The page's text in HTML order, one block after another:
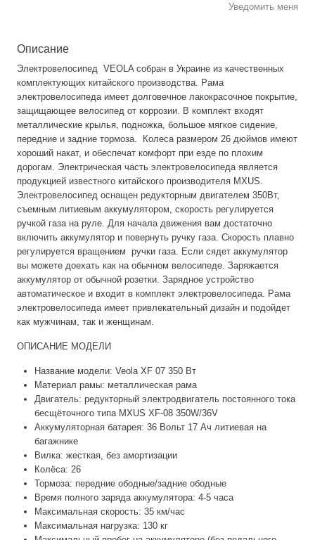
Уведомить меня
Описание
Электровелосипед VEOLA собран в Украине из качественных
комплектующих китайского производства. Рама
электровелосипеда имеет долговечное лакокрасочное покрытие,
защищающее велосипед от коррозии. В комплект входят
металлические крылья, подножка, большое мягкое сидение,
передние и задние тормоза. Колеса размером 26 дюймов имеют
хороший накат, и обеспечат комфорт при езде по плохим
дорогам. Электрическая часть электровелосипеда является
продукцией известного китайского производителя MXUS.
Электровелосипед оснащен редукторным двигателем 350Вт,
съемным литиевым аккумулятором, скорость регулируется
ручкой газа на руле. Для начала движения вам достаточно
включить аккумулятор и повернуть ручку газа. Скорость плавно
регулируется вращением ручки газа. Если сядет аккумулятор
вы можете доехать как на обычном велосипеде. Заряжается
аккумулятор от обычной розетки. Зарядное устройство
автоматическое и входит в комплект электровелосипеда. Рама
электровелосипеда имеет привлекательный дизайн и подойдет
как мужчинам, так и женщинам.
ОПИСАНИЕ МОДЕЛИ
Название модели: Veola XF 07 350 Вт
Материал рамы: металлическая рама
Двигатель: редукторный электродвигатель постоянного тока
бесщёточного типа MXUS XF-08 350W/36V
Аккумуляторная батарея: 36 Вольт 17 Ач литиевая на
багажнике
Вилка: жесткая, без амортизации
Колёса: 26
Тормоза: передние ободные/задние ободные
Время полного заряда аккумулятора: 4-5 часа
Максимальная скорость: 35 км/час
Максимальная нагрузка: 130 кг